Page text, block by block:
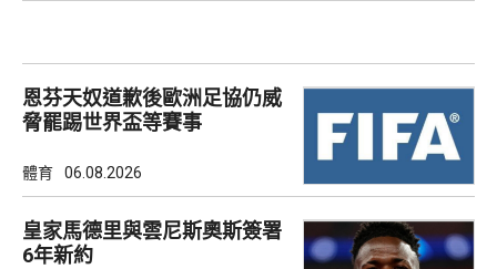
恩芬天奴道歉後歐洲足協仍威
脅罷踢世界盃等賽事
體育 06.08.2026
皇家馬德里與雲尼斯奧斯簽署
6年新約